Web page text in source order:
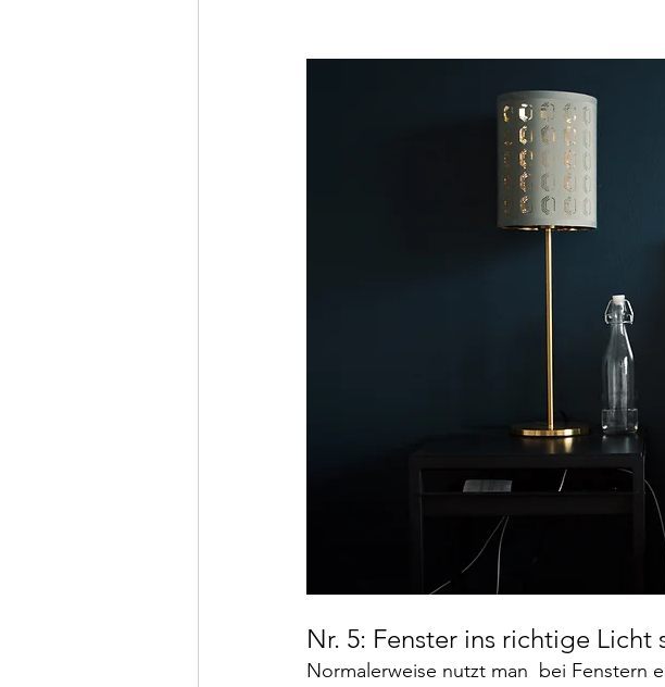
Nr. 5: Fenster ins richtige Licht
Normalerweise nutzt man  bei Fenstern